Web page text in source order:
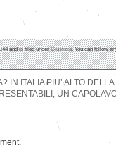
and is filed underGiustizia. You can follow
IN ITALIA PIU’ ALTO
UN